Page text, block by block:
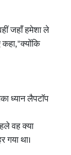
जहाँ हमेशा ले
"क्योंकि
ध्यान लैपटॉप
वह क्या
गया था।